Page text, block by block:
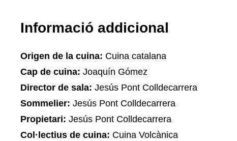
Informació addicional
Origen de la cuina: Cuina catalana
Cap de cuina: Joaquín Gómez
Director de sala: Jesús Pont Colldecarrera
Sommelier: Jesús Pont Colldecarrera
Propietari: Jesús Pont Colldecarrera
Col·lectius de cuina: Cuina Volcànica